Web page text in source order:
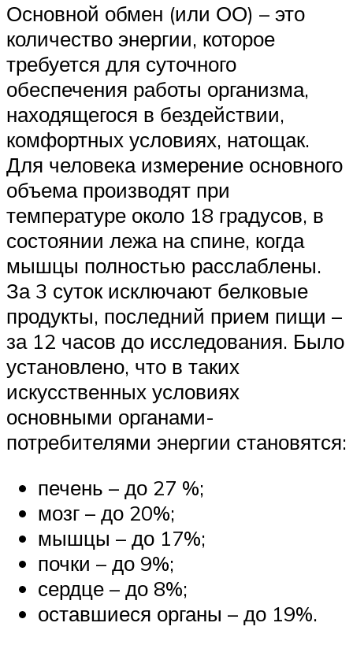
Основной обмен (или ОО) – это
количество энергии, которое
требуется для суточного
обеспечения работы организма,
находящегося в бездействии,
комфортных условиях, натощак.
Для человека измерение основного
объема производят при
температуре около 18 градусов, в
состоянии лежа на спине, когда
мышцы полностью расслаблены.
За 3 суток исключают белковые
продукты, последний прием пищи –
за 12 часов до исследования. Было
установлено, что в таких
искусственных условиях
основными органами-
потребителями энергии становятся:
печень – до 27 %;
мозг – до 20%;
мышцы – до 17%;
почки – до 9%;
сердце – до 8%;
оставшиеся органы – до 19%.